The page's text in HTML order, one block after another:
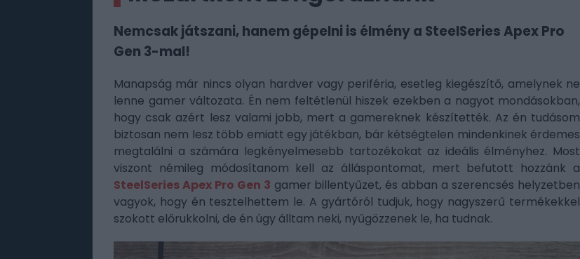
Nemcsak játszani, hanem gépelni is élmény a SteelSeries Apex Pro
Gen 3-mal!
Manapság már nincs olyan hardver vagy periféria, esetleg kiegészítő, amelynek ne
lenne gamer változata. Én nem feltétlenül hiszek ezekben a nagyot mondásokban,
hogy csak azért lesz valami jobb, mert a gamereknek készítették. Az én tudásom
biztosan nem lesz több emiatt egy játékban, bár kétségtelen mindenkinek érdemes
megtalálni a számára legkényelmesebb tartozékokat az ideális élményhez. Most
viszont némileg módosítanom kell az álláspontomat, mert befutott hozzánk a
SteelSeries Apex Pro Gen 3 gamer billentyűzet, és abban a szerencsés helyzetben
vagyok, hogy én tesztelhettem le. A gyártóról tudjuk, hogy nagyszerű termékekkel
szokott előrukkolni, de én úgy álltam neki, nyűgözzenek le, ha tudnak.